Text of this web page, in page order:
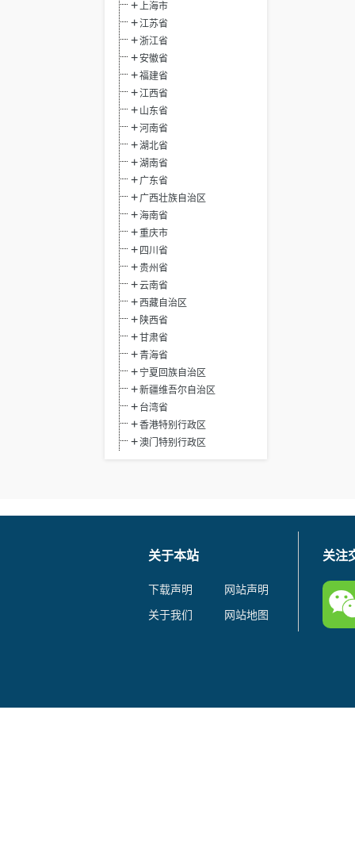
上海市
江苏省
浙江省
安徽省
福建省
江西省
山东省
河南省
湖北省
湖南省
广东省
广西壮族自治区
海南省
重庆市
四川省
贵州省
云南省
西藏自治区
陕西省
甘肃省
青海省
宁夏回族自治区
新疆维吾尔自治区
台湾省
香港特别行政区
澳门特别行政区
关于本站
下载声明
网站声明
关于我们
网站地图
关注